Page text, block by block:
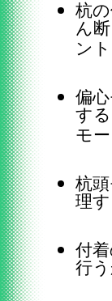
杭
ん
ン
偏
す
モ
杭
理
付
行